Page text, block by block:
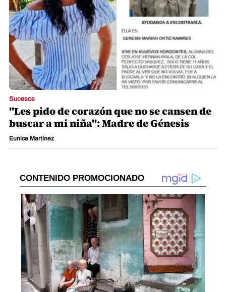
Sucesos
"Les pido de corazón que no se cansen de
buscar a mi niña": Madre de Génesis
Eunice Martínez